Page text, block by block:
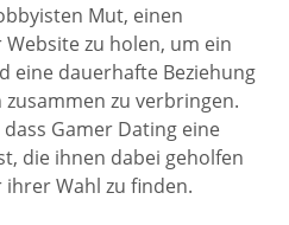
Mut, einen
zu holen, um ein
eine dauerhafte Beziehung
zu verbringen.
Gamer Dating eine
die ihnen dabei geholfen
Wahl zu finden.